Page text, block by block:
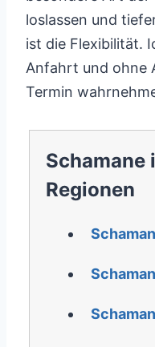
loslassen und
ist die Flexibilität.
Anfahrt und ohne
Termin
Schamane
Regionen